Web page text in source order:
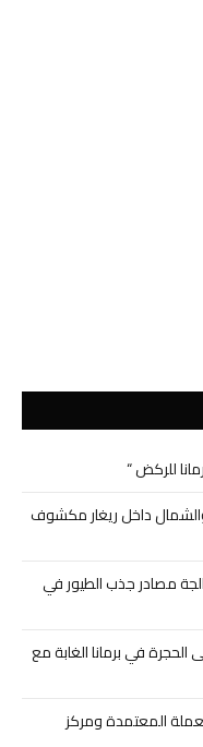
للركض “
داخل ريغار مكشوف
مصادر جذب الطيور في
في برمانا الغابة مع
المعتمدة ومركز